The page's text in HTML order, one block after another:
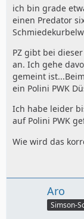
ich bin grade
einen Predator
PZ gibt bei
an. Ich gehe
gemeint
ein Polini PWK
Ich habe leider
auf Polini PWK
Wie wird das
Aro
Simson-